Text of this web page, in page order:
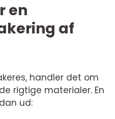
en
af
handler det om
rigtige materialer. En
ud: